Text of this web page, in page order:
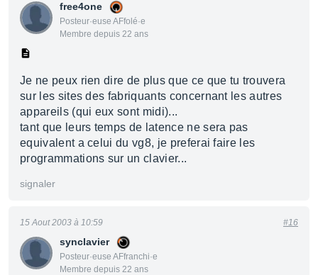
free4one
Posteur·euse AFfolé·e
Membre depuis 22 ans
Je ne peux rien dire de plus que ce que tu trouvera
sur les sites des fabriquants concernant les autres
appareils (qui eux sont midi)...
tant que leurs temps de latence ne sera pas
equivalent a celui du vg8, je preferai faire les
programmations sur un clavier...
signaler
synclavier
Posteur·euse AFfranchi·e
Membre depuis 22 ans
15 Aout 2003 à 10:59 #16